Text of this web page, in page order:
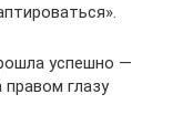
успешно —
правом глазу